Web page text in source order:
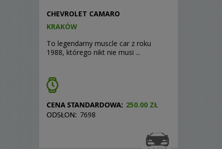
CHEVROLET CAMARO
KRAKÓW
To legendarny muscle car z roku
1988, którego nikt nie musi ...
250.00 ZŁ
7698